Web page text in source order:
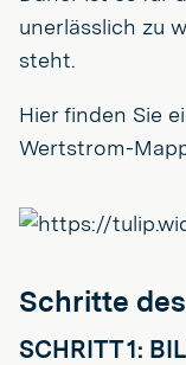
unerlässlich zu
steht.
Hier finden Sie
Wertstrom-
Schritte
SCHRITT 1: